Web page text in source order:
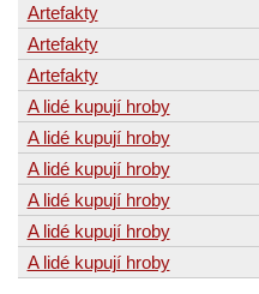
Artefakty
Artefakty
Artefakty
A lidé kupují hroby
A lidé kupují hroby
A lidé kupují hroby
A lidé kupují hroby
A lidé kupují hroby
A lidé kupují hroby